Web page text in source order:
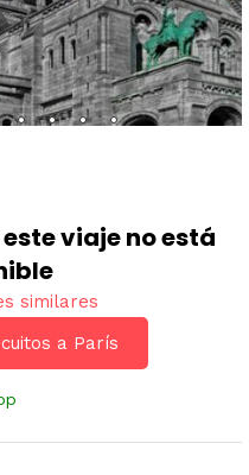
viaje no está
similares
a París